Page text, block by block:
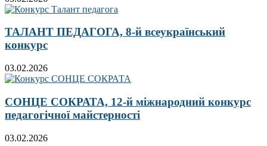
ТАЛАНТ ПЕДАГОГА, 8-й всеукраїнський
конкурс
03.02.2026
СОНЦЕ СОКРАТА, 12-й міжнародний конкурс
педагогічної майстерності
03.02.2026